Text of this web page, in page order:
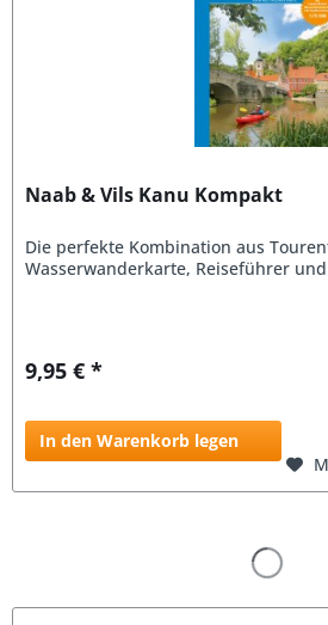
Naab & Vils Kanu Kompakt
Die perfekte Kombination aus
Wasserwanderkarte, Reiseführer
9,95 € *
In den Warenkorb legen